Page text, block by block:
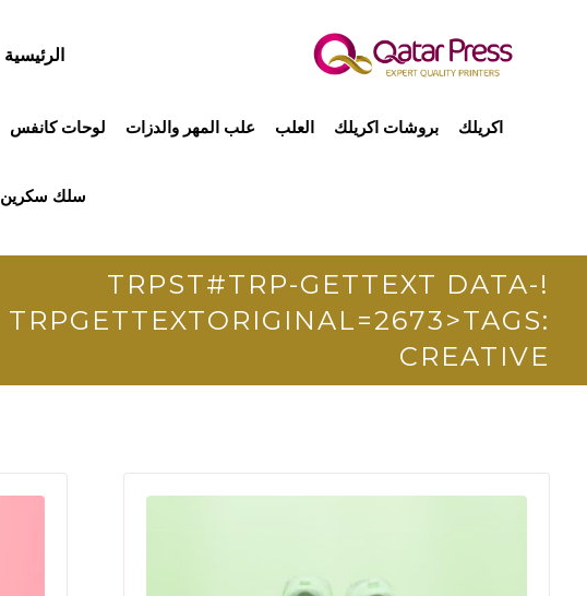
الرئيسية
اكريلك بروشات اكريلك العلب علب المهر والدزات لوحات كانفس
سلك سكرين
!TRPST#TRP-GETTEXT DATA-
TRPGETTEXTORIGINAL=2673>TAGS:
CREATIVE